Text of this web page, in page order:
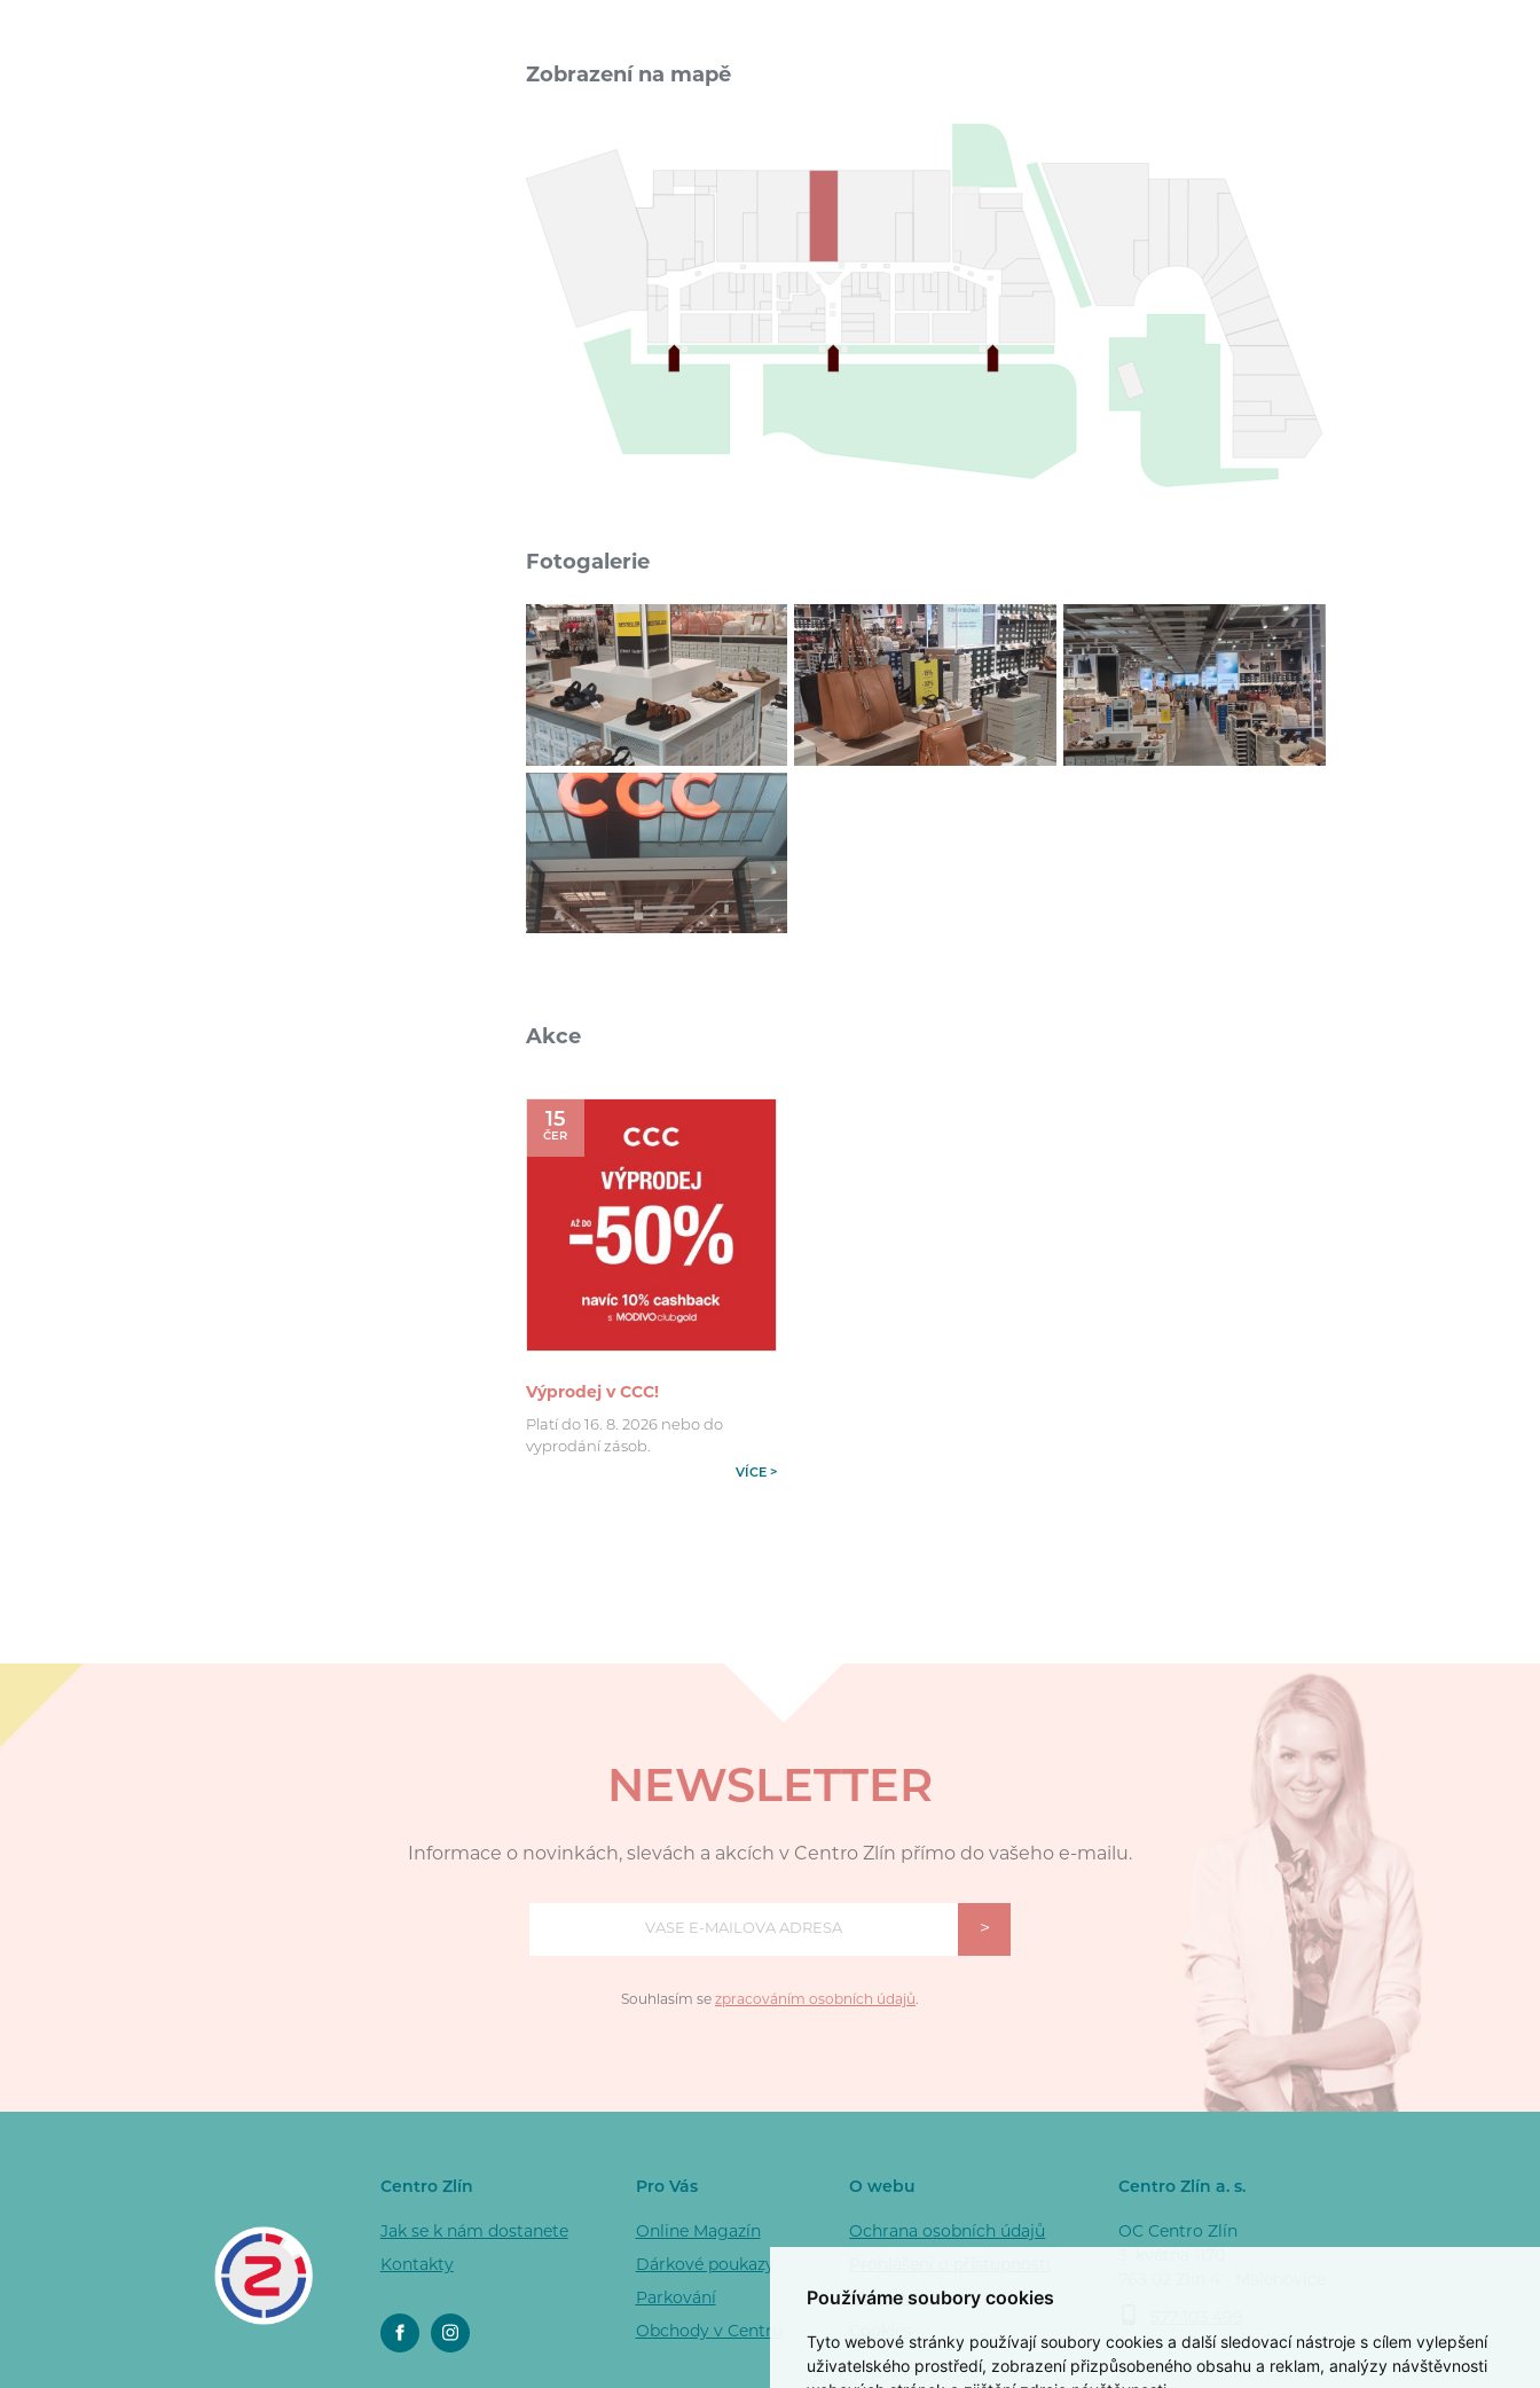
Používáme soubory cookies
Tyto webové stránky používají soubory cookies a další sledovací nástroje s cílem vylepšení
uživatelského prostředí, zobrazení přizpůsobeného obsahu a reklam, analýzy návštěvnosti
Zobrazení na mapě
Fotogalerie
Akce
15
ČER
Výprodej v CCC!
Platí do 16. 8. 2026 nebo do
vyprodání zásob.
VÍCE >
NEWSLETTER
Informace o novinkách, slevách a akcích v Centro Zlín přímo do vašeho e-mailu.
>
Souhlasím se zpracováním osobních údajů.
Centro Zlín
Jak se k nám dostanete
Kontakty
Pro Vás
Online Magazín
Dárkové poukazy
Parkování
Obchody v Centru
O webu
Ochrana osobních údajů
Mapa webu
Cookies
Centro Zlín a. s.
OC Centro Zlín